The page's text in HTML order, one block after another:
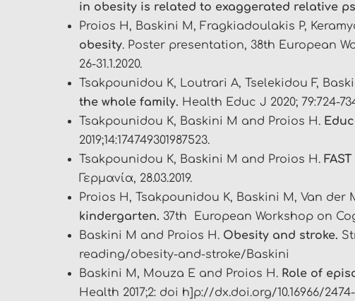
in obesity is related to exaggerated relative
Proios H, Baskini M, Fragkiadoulakis P,
obesity. Poster presentation, 38th European
26-31.1.2020.
Tsakpounidou Κ, Loutrari A, Tselekidou F,
the whole family. Health Educ J 2020; 79:724-
Tsakpounidou K, Baskini M and Proios H.
2019;14:174749301987523.
Tsakpounidou K, Baskini M and Proios H.
Γερμανία, 28.03.2019.
Proios H, Tsakpounidou K, Baskini M, Van der
kindergarten. 37th European Workshop on
Baskini M and Proios H. Obesity and stroke.
reading/obesity-and-stroke/Baskini
Baskini M, Mouza E and Proios H. Role of
Health 2017;2: doi h]p://dx.doi.org/10.16966/2474-